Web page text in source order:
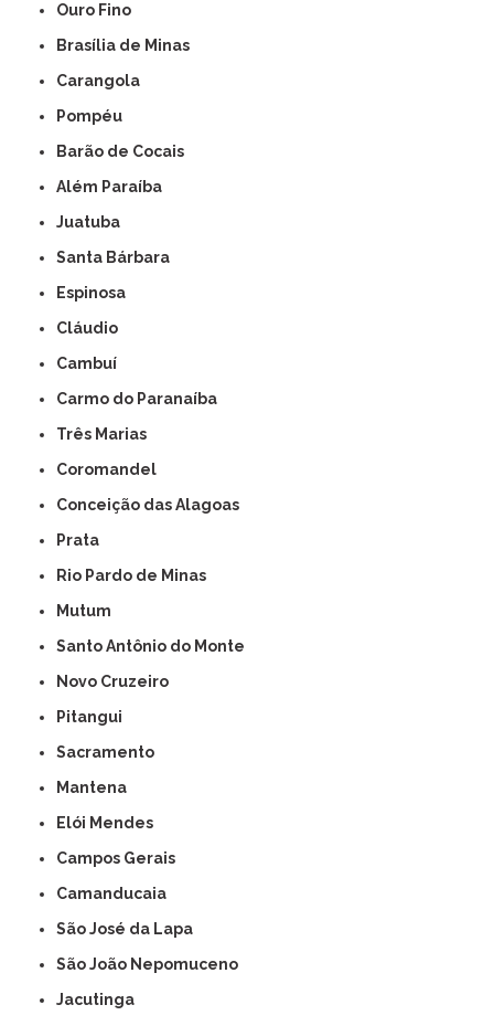
Ouro Fino
Brasília de Minas
Carangola
Pompéu
Barão de Cocais
Além Paraíba
Juatuba
Santa Bárbara
Espinosa
Cláudio
Cambuí
Carmo do Paranaíba
Três Marias
Coromandel
Conceição das Alagoas
Prata
Rio Pardo de Minas
Mutum
Santo Antônio do Monte
Novo Cruzeiro
Pitangui
Sacramento
Mantena
Elói Mendes
Campos Gerais
Camanducaia
São José da Lapa
São João Nepomuceno
Jacutinga